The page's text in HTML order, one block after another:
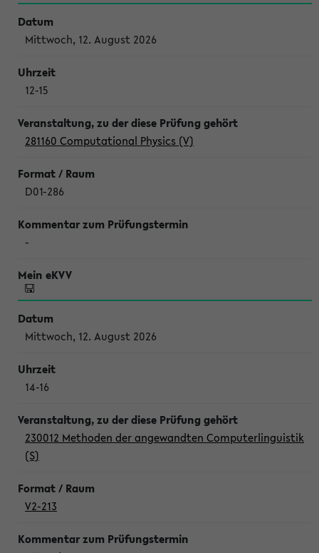
Mittwoch, 12. August 2026
12-15
281160 Computational Physics (V)
D01-286
-
Mittwoch, 12. August 2026
14-16
230012 Methoden der angewandten Computerlinguistik
(S)
V2-213